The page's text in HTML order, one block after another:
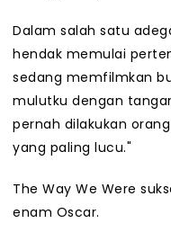
Dalam salah satu
hendak memulai
sedang memfilmkan
mulutku dengan
pernah dilakukan
yang paling lucu."
The Way We Were
enam Oscar.